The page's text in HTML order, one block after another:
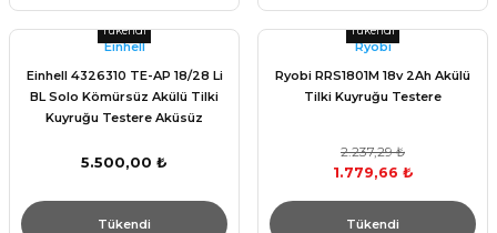
Tükendi
Einhell
Einhell 4326310 TE-AP 18/28 Li
BL Solo Kömürsüz Akülü Tilki
Kuyruğu Testere Aküsüz
5.500,00 ₺
Tükendi
Tükendi
Ryobi
Ryobi RRS1801M 18v 2Ah Akülü
Tilki Kuyruğu Testere
2.237,29 ₺
1.779,66 ₺
Tükendi